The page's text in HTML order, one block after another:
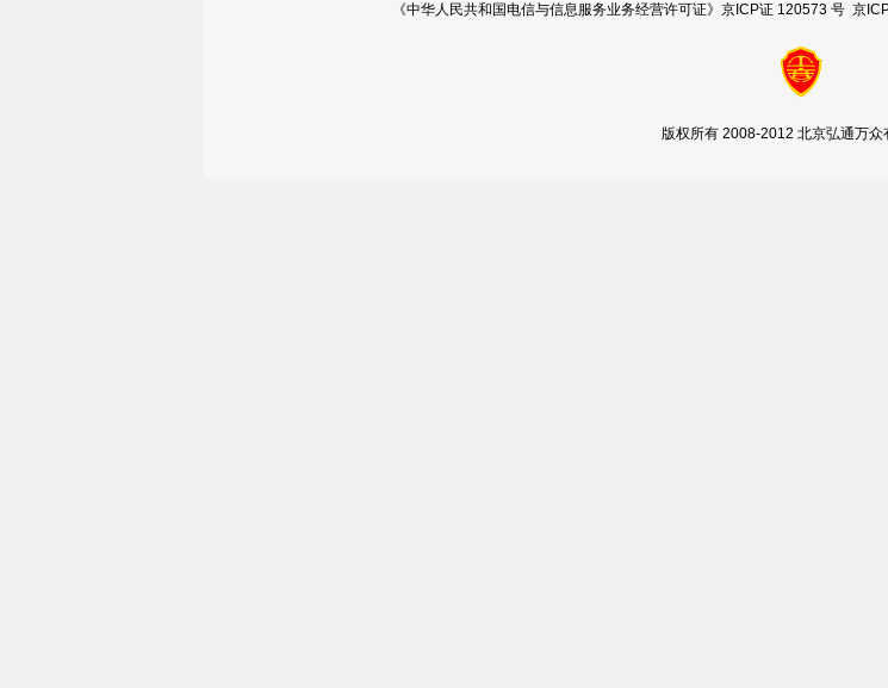
《中华人民共和国电信与信息服务业务经营许可证》京ICP证 120573 号 京
版权所有 2008-2012 北京弘通万众